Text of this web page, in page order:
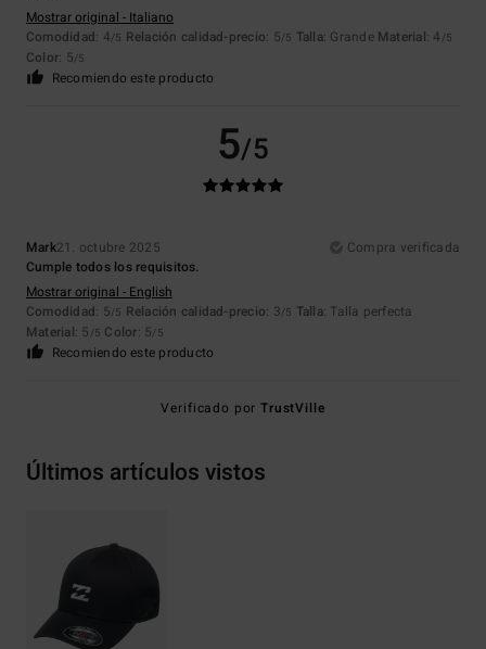
Mostrar original - Italiano
Comodidad: 4/5 Relación calidad-precio: 5/5 Talla: Grande Material: 4 /5
Color: 5/5
Recomiendo este producto
5/5
Mark21. octubre 2025
Compra verificada
Cumple todos los requisitos.
Mostrar original - English
Comodidad: 5/5 Relación calidad-precio: 3/5 Talla: Talla perfecta
Material: 5 /5 Color: 5/5
Recomiendo este producto
Verificado porTrustVille
Últimos artículos vistos